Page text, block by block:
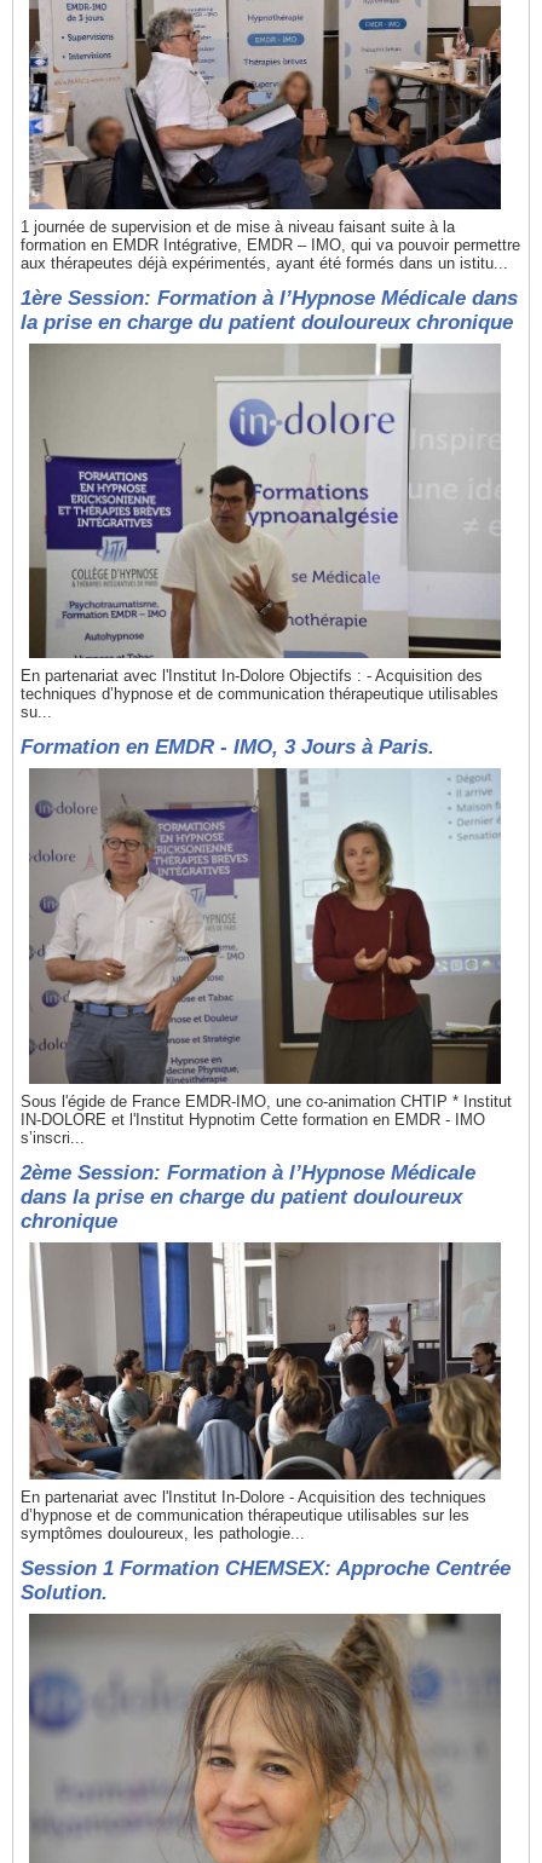
1 journée de supervision et de mise à niveau faisant suite à la
formation en EMDR Intégrative, EMDR – IMO, qui va pouvoir permettre
aux thérapeutes déjà expérimentés, ayant été formés dans un istitu...
1ère Session: Formation à l’Hypnose Médicale dans
la prise en charge du patient douloureux chronique
En partenariat avec l'Institut In-Dolore Objectifs : - Acquisition des
techniques d’hypnose et de communication thérapeutique utilisables
su...
Formation en EMDR - IMO, 3 Jours à Paris.
Sous l'égide de France EMDR-IMO, une co-animation CHTIP * Institut
IN-DOLORE et l'Institut Hypnotim Cette formation en EMDR - IMO
s’inscri...
2ème Session: Formation à l’Hypnose Médicale
dans la prise en charge du patient douloureux
chronique
En partenariat avec l'Institut In-Dolore - Acquisition des techniques
d’hypnose et de communication thérapeutique utilisables sur les
symptômes douloureux, les pathologie...
Session 1 Formation CHEMSEX: Approche Centrée
Solution.